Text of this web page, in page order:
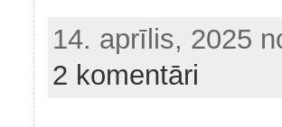
14. aprīlis, 2025
2 komentāri